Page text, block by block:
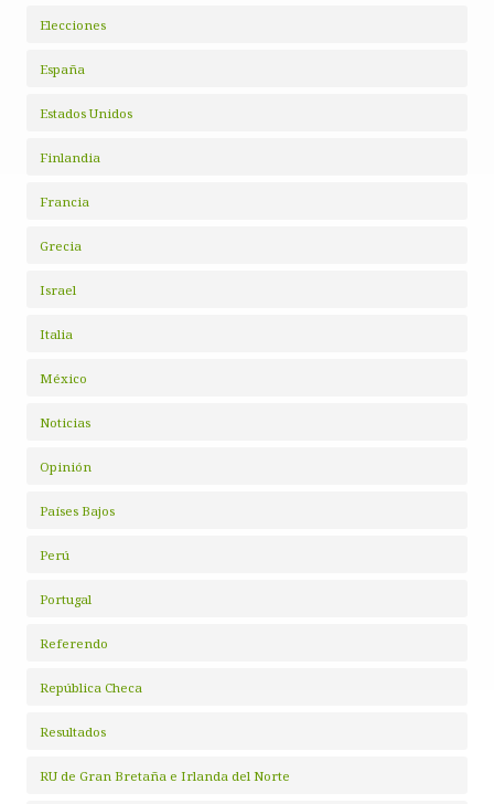
Elecciones
España
Estados Unidos
Finlandia
Francia
Grecia
Israel
Italia
México
Noticias
Opinión
Países Bajos
Perú
Portugal
Referendo
República Checa
Resultados
RU de Gran Bretaña e Irlanda del Norte